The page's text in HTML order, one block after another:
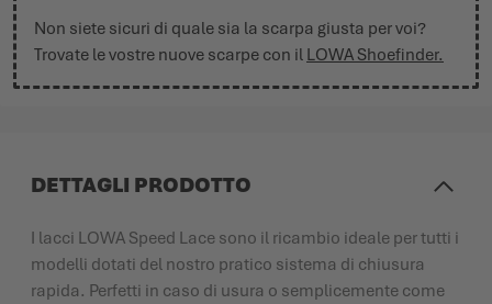
Non siete sicuri di quale sia la scarpa giusta per voi?
Trovate le vostre nuove scarpe con il LOWA Shoefinder.
DETTAGLI PRODOTTO
I lacci LOWA Speed Lace sono il ricambio ideale per tutti i
modelli dotati del nostro pratico sistema di chiusura
rapida. Perfetti in caso di usura o semplicemente come